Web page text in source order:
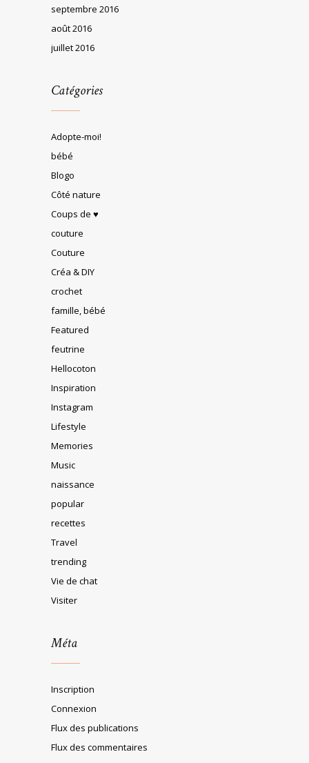
septembre 2016
août 2016
juillet 2016
Catégories
Adopte-moi!
bébé
Blogo
Côté nature
Coups de ♥
couture
Couture
Créa & DIY
crochet
famille, bébé
Featured
feutrine
Hellocoton
Inspiration
Instagram
Lifestyle
Memories
Music
naissance
popular
recettes
Travel
trending
Vie de chat
Visiter
Méta
Inscription
Connexion
Flux des publications
Flux des commentaires